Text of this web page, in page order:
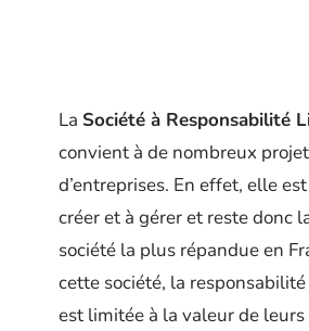
La Société à Responsabilité
convient à de nombreux
d’entreprises. En effet, elle
créer et à gérer et reste donc
société la plus répandue en
cette société, la responsabilité
est limitée à la valeur de